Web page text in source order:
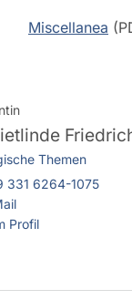
Miscellanea
Themen
331 6264-1075
Profil